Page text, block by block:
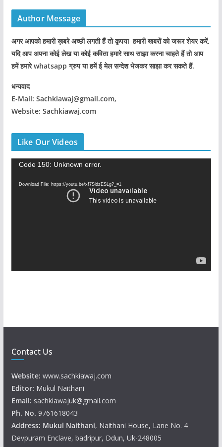
Author Message
अगर आपको हमारी ख़बरे अच्छी लगती हैं तो कृपया हमारी खबरों को जरूर शेयर करें,
यदि आप अपना कोई लेख या कोई कविता हमारे साथ साझा करना चाहते हैं तो आप
हमें हमारे whatsapp ग्रुप या हमें ई मेल सन्देश भेजकर साझा कर सकते हैं.
धन्यवाद
E-Mail: Sachkiawaj@gmail.com,
Website: Sachkiawaj.com
Like Our Videos
Code 150: Unknown error.
Download File: https://youtu.be/xf7SldzESLg?_=1
Contact Us
Website: www.sachkiawaj.com
Editor: Mukul Naithani
Email: sachkiawajuk@gmail.com
Ph. No. 9761618043
Address: Mukul Naithani, Naithani House, Lane No. 4
Devpuram Enclave, badripur, Ddun, Uk-248005